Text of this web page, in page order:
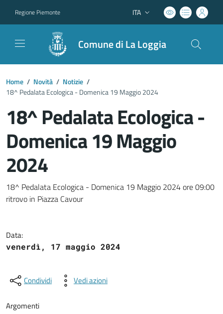
Regione Piemonte Lingua attiva:
ITA
Comune di La Loggia
Home / Novità / Notizie /
18^ Pedalata Ecologica - Domenica 19 Maggio 2024
18^ Pedalata Ecologica -
Domenica 19 Maggio
2024
Dettagli del documento
18^ Pedalata Ecologica - Domenica 19 Maggio 2024 ore 09:00
ritrovo in Piazza Cavour
Data:
venerdì, 17 maggio 2024
Condividi Vedi azioni
Argomenti